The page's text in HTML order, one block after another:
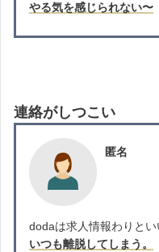
やる気を感じられない〜
連絡がしつこい
匿名
dodaは求人情報わりと
いつも離脱してしまう。